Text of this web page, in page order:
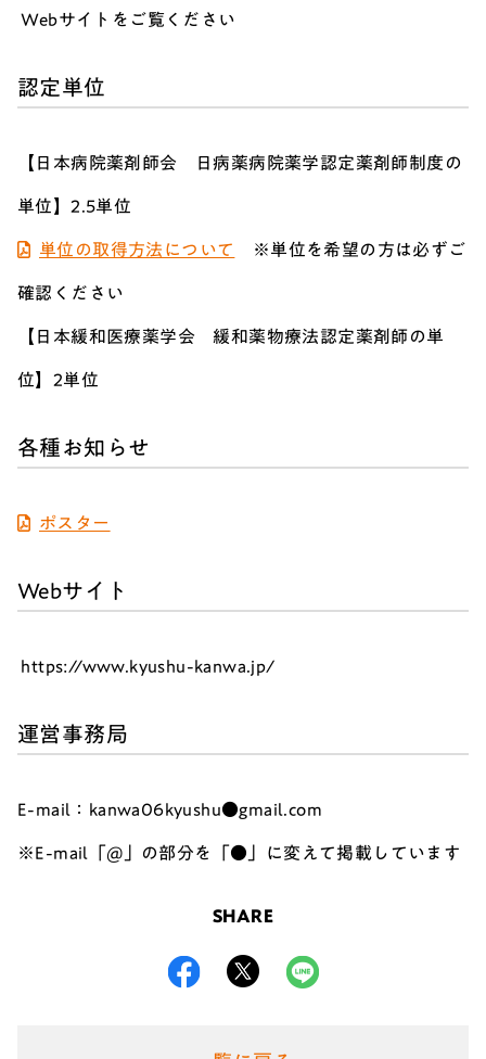
Webサイトをご覧ください
認定単位
【日本病院薬剤師会 日病薬病院薬学認定薬剤師制度の
単位】2.5単位
単位の取得方法について ※単位を希望の方は必ずご
確認ください
【日本緩和医療薬学会 緩和薬物療法認定薬剤師の単
位】2単位
各種お知らせ
ポスター
Webサイト
https://www.kyushu-kanwa.jp/
運営事務局
E-mail：kanwa06kyushu●gmail.com
※E-mail「@」の部分を「●」に変えて掲載しています
SHARE